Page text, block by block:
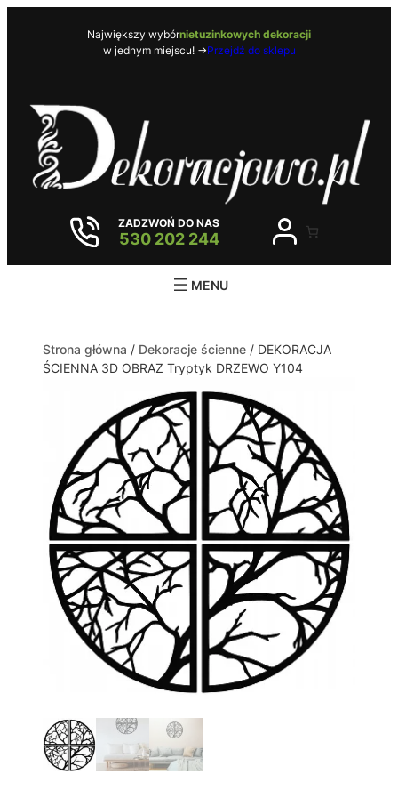
Największy wybórnietuzinkowych dekoracji
w jednym miejscu! ->Przejdź do sklepu
ZADZWOŃ DO NAS
530 202 244
Strona główna / Dekoracje ścienne / DEKORACJA
ŚCIENNA 3D OBRAZ Tryptyk DRZEWO Y104